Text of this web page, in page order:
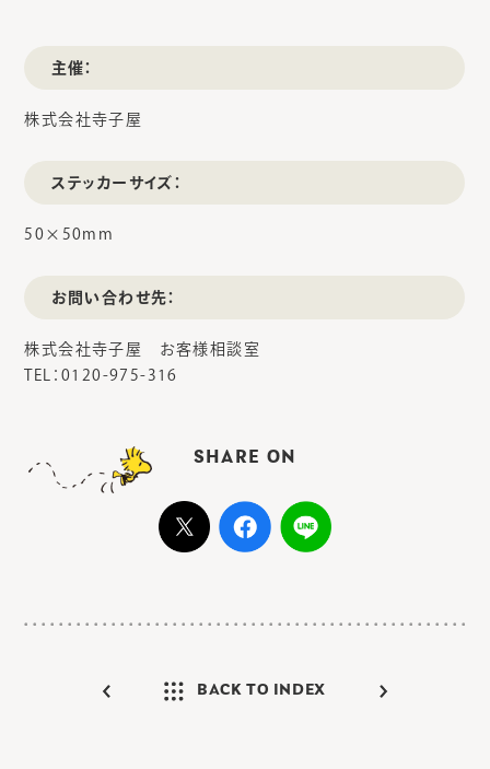
主催：
株式会社寺子屋
ステッカーサイズ：
50×50mm
お問い合わせ先：
株式会社寺子屋 お客様相談室
TEL：0120-975-316
SHARE ON
BACK TO INDEX